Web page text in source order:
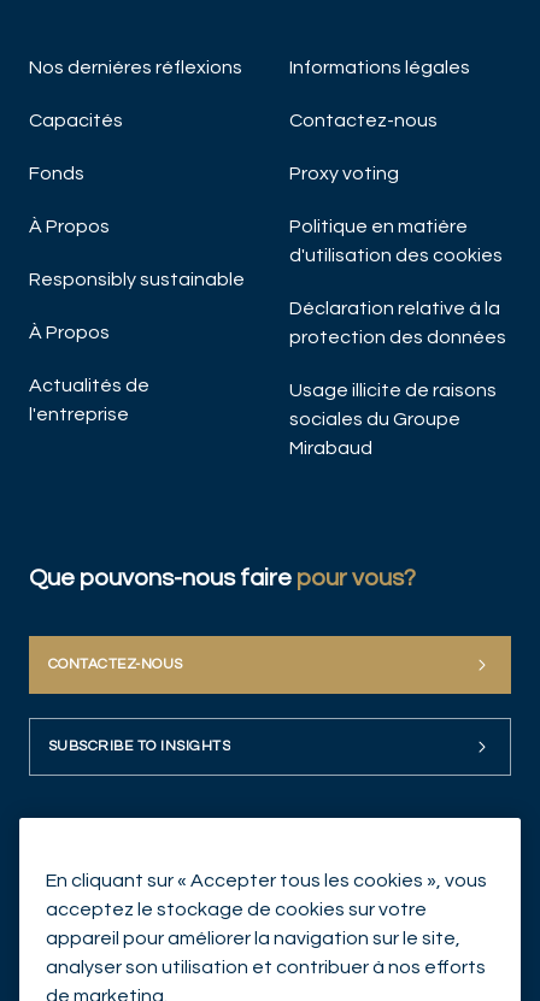
Nos derniéres réflexions
Capacités
Fonds
À Propos
Responsibly sustainable
À Propos
Actualités de
l'entreprise
Informations légales
Contactez-nous
Proxy voting
Politique en matière
d'utilisation des cookies
Déclaration relative à la
protection des données
Usage illicite de raisons
sociales du Groupe
Mirabaud
Que pouvons-nous faire pour vous?
CONTACTEZ-NOUS
SUBSCRIBE TO INSIGHTS
© Mirabaud Asset Management 2026
En cliquant sur « Accepter tous les cookies », vous
acceptez le stockage de cookies sur votre
appareil pour améliorer la navigation sur le site,
analyser son utilisation et contribuer à nos efforts
de marketing.